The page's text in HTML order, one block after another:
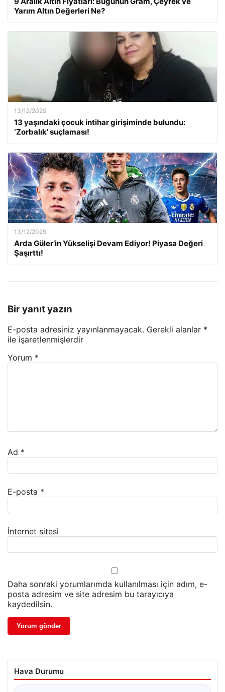
Yarım Altın Değerleri Ne?
13/12/2025
13 yaşındaki çocuk intihar girişiminde bulundu:
‘Zorbalık’ suçlaması!
13/12/2025
Arda Güler’in Yükselişi Devam Ediyor! Piyasa Değeri
Şaşırttı!
Bir yanıt yazın
E-posta adresiniz yayınlanmayacak. Gerekli alanlar *
ile işaretlenmişlerdir
Yorum *
Ad *
E-posta *
İnternet sitesi
Daha sonraki yorumlarımda kullanılması için adım, e-
posta adresim ve site adresim bu tarayıcıya
kaydedilsin.
Hava Durumu